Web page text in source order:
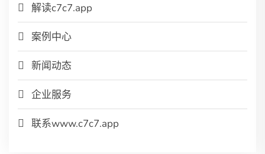
解读c7c7.app
案例中心
新闻动态
企业服务
联系www.c7c7.app